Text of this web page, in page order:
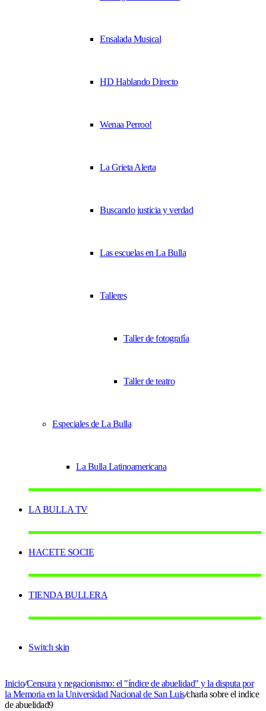
Ensalada Musical
HD Hablando Directo
Wenaa Perroo!
La Grieta Alerta
Buscando justicia y verdad
Las escuelas en La Bulla
Talleres
Taller de fotografía
Taller de teatro
Especiales de La Bulla
La Bulla Latinoamericana
LA BULLA TV
HACETE SOCIE
TIENDA BULLERA
Switch skin
Inicio/Censura y negacionismo: el "índice de abuelidad" y la disputa por
la Memoria en la Universidad Nacional de San Luis/charla sobre el indice
de abuelidad9